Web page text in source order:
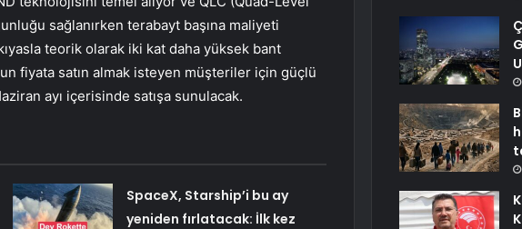
sağlanırken terabayt başına maliyeti
teorik olarak iki kat daha yüksek bant
fiyata satın almak isteyen müşteriler için güçlü
ayı içerisinde satışa sunulacak.
SpaceX, Starship’i bu ay
yeniden fırlatacak: İlk kez